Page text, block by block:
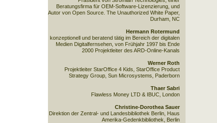
Beratungsfirma für OEM-Software-Lizenzierung, und
Autor von Open Source. The Unauthorized White Paper,
Durham, NC
Hermann Rotermund
konzeptionell und beratend tätig im Bereich der digitalen
Medien Digitalfernsehen, von Frühjahr 1997 bis Ende
2000 Projektleiter des ARD-Online-Kanals
Werner Roth
Projektleiter StarOffice 4 Kids, StarOffice Product
Strategy Group, Sun Microsystems, Paderborn
Thaer Sabri
Flawless Money LTD & IBUC, London
Christine-Dorothea Sauer
Direktion der Zentral- und Landesbibliothek Berlin, Haus
Amerika-Gedenkbibliothek, Berlin